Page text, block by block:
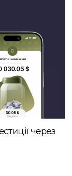
через